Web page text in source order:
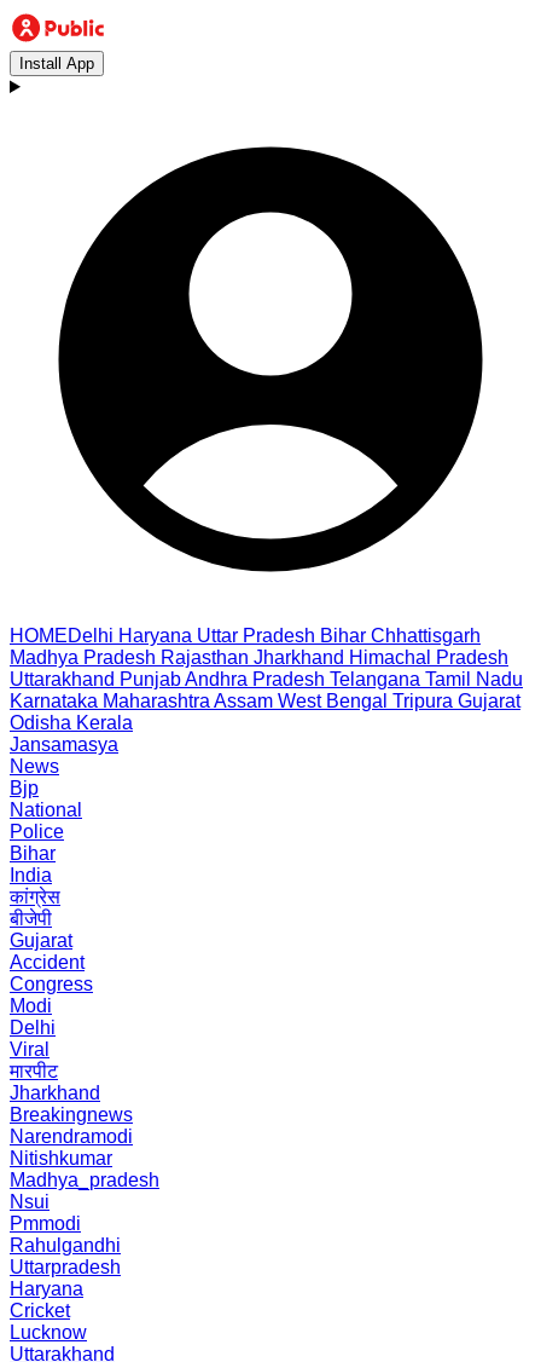
Install App
HOMEDelhi Haryana Uttar Pradesh Bihar Chhattisgarh
Madhya Pradesh Rajasthan Jharkhand Himachal Pradesh
Uttarakhand PunjabAndhra Pradesh Telangana Tamil Nadu
Karnataka Maharashtra Assam West Bengal Tripura Gujarat
Odisha Kerala
Jansamasya
News
Bjp
National
Police
Bihar
India
कांग्रेस
बीजेपी
Gujarat
Accident
Congress
Modi
Delhi
Viral
मारपीट
Jharkhand
Breakingnews
Narendramodi
Nitishkumar
Madhya_pradesh
Nsui
Pmmodi
Rahulgandhi
Uttarpradesh
Haryana
Cricket
Lucknow
Uttarakhand